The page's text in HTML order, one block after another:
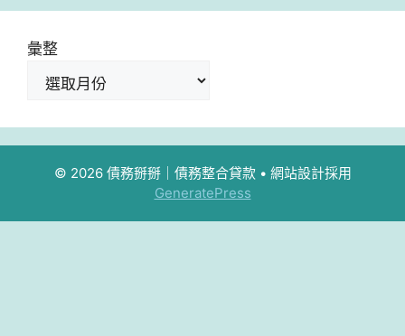
彙整
© 2026 債務掰掰｜債務整合貸款• 網站設計採用
GeneratePress